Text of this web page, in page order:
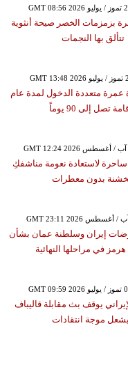
بزمزمات الخصر صيحة أنثوية
تتألق بها النجمات
عمرة متعددة الدخول لمدة عام
تصل إلى 90 يوماً
ساحرة لاستعادة نعومة مناشفكِ
بدون معطرات
إيران وسلطنة عمان بشأن
في مراحلها النهائية
يوقف بث مقابلة قاليباف
موجة انتقادات